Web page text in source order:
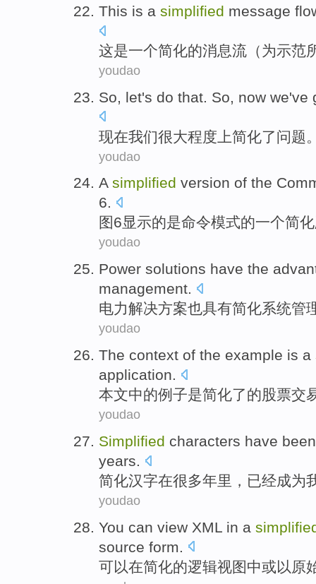
This is a simplified message
这是一个简化的消息流 （为示范
youdao
So, let's do that. So, now we've
现在我们很大程度上简化了问题
youdao
A simplified version of the
6.
图6显示的是命令模式的一个简化
youdao
Power solutions have the
management.
电力解决方案也具有简化系统管
youdao
The context of the example is a
application.
本文中的例子是简化了的股票交
youdao
Simplified characters have been
years.
简化汉字在很多年里， 已经成为
youdao
You can view XML in a
source form
可以在简化的逻辑视图中或以 原